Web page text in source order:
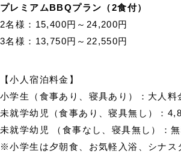
プレミアムBBQプラン（2食付）
2名様：15,400円～24,200円
3名様：13,750円～22,550円
【小人宿泊料金】
小学生（食事あり、寝具あり）：大人料
未就学幼児（食事あり、寝具無し）：
未就学幼児 （食事なし、寝具無し）：
※小学生は夕朝食、お気軽入浴、シナス